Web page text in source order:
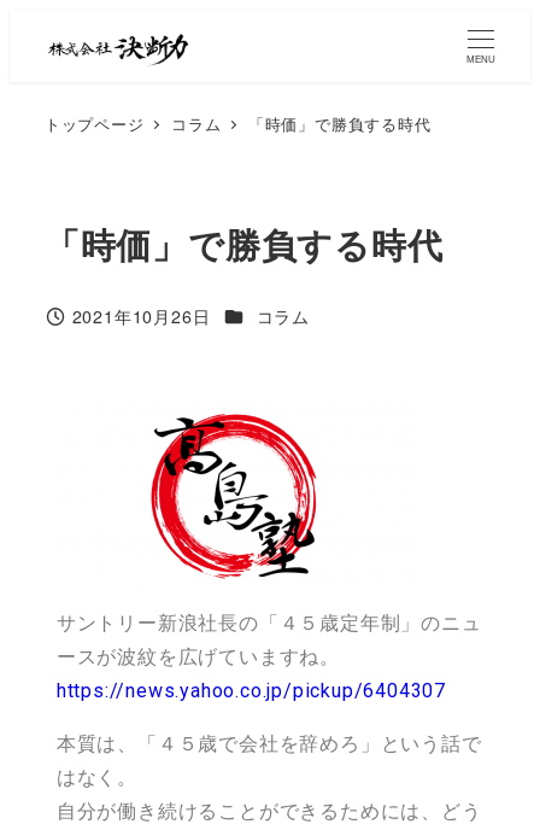
MENU
トップページ コラム 「時価」で勝負する時代
「時価」で勝負する時代
2021年10月26日 コラム
サントリー新浪社長の「４５歳定年制」のニュ
ースが波紋を広げていますね。
https://news.yahoo.co.jp/pickup/6404307
本質は、「４５歳で会社を辞めろ」という話で
はなく。
自分が働き続けることができるためには、どう